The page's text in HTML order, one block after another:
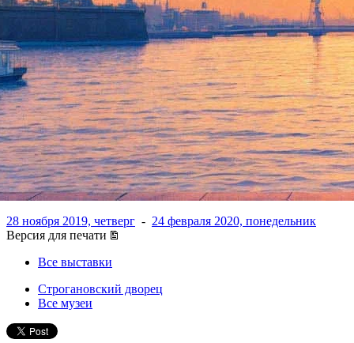
В Строгановском дворце
откроется «театральная»
выставка Александра
Тышлера
28 ноября 2019, четверг - 24 февраля 2020, понедельник
Версия для печати
Все выставки
Строгановский дворец
Все музеи